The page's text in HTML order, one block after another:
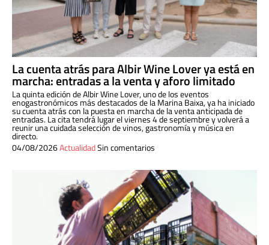
La cuenta atrás para Albir Wine Lover ya está en
marcha: entradas a la venta y aforo limitado
La quinta edición de Albir Wine Lover, uno de los eventos
enogastronómicos más destacados de la Marina Baixa, ya ha iniciado
su cuenta atrás con la puesta en marcha de la venta anticipada de
entradas. La cita tendrá lugar el viernes 4 de septiembre y volverá a
reunir una cuidada selección de vinos, gastronomía y música en
directo.
04/08/2026ActualidadSin comentarios